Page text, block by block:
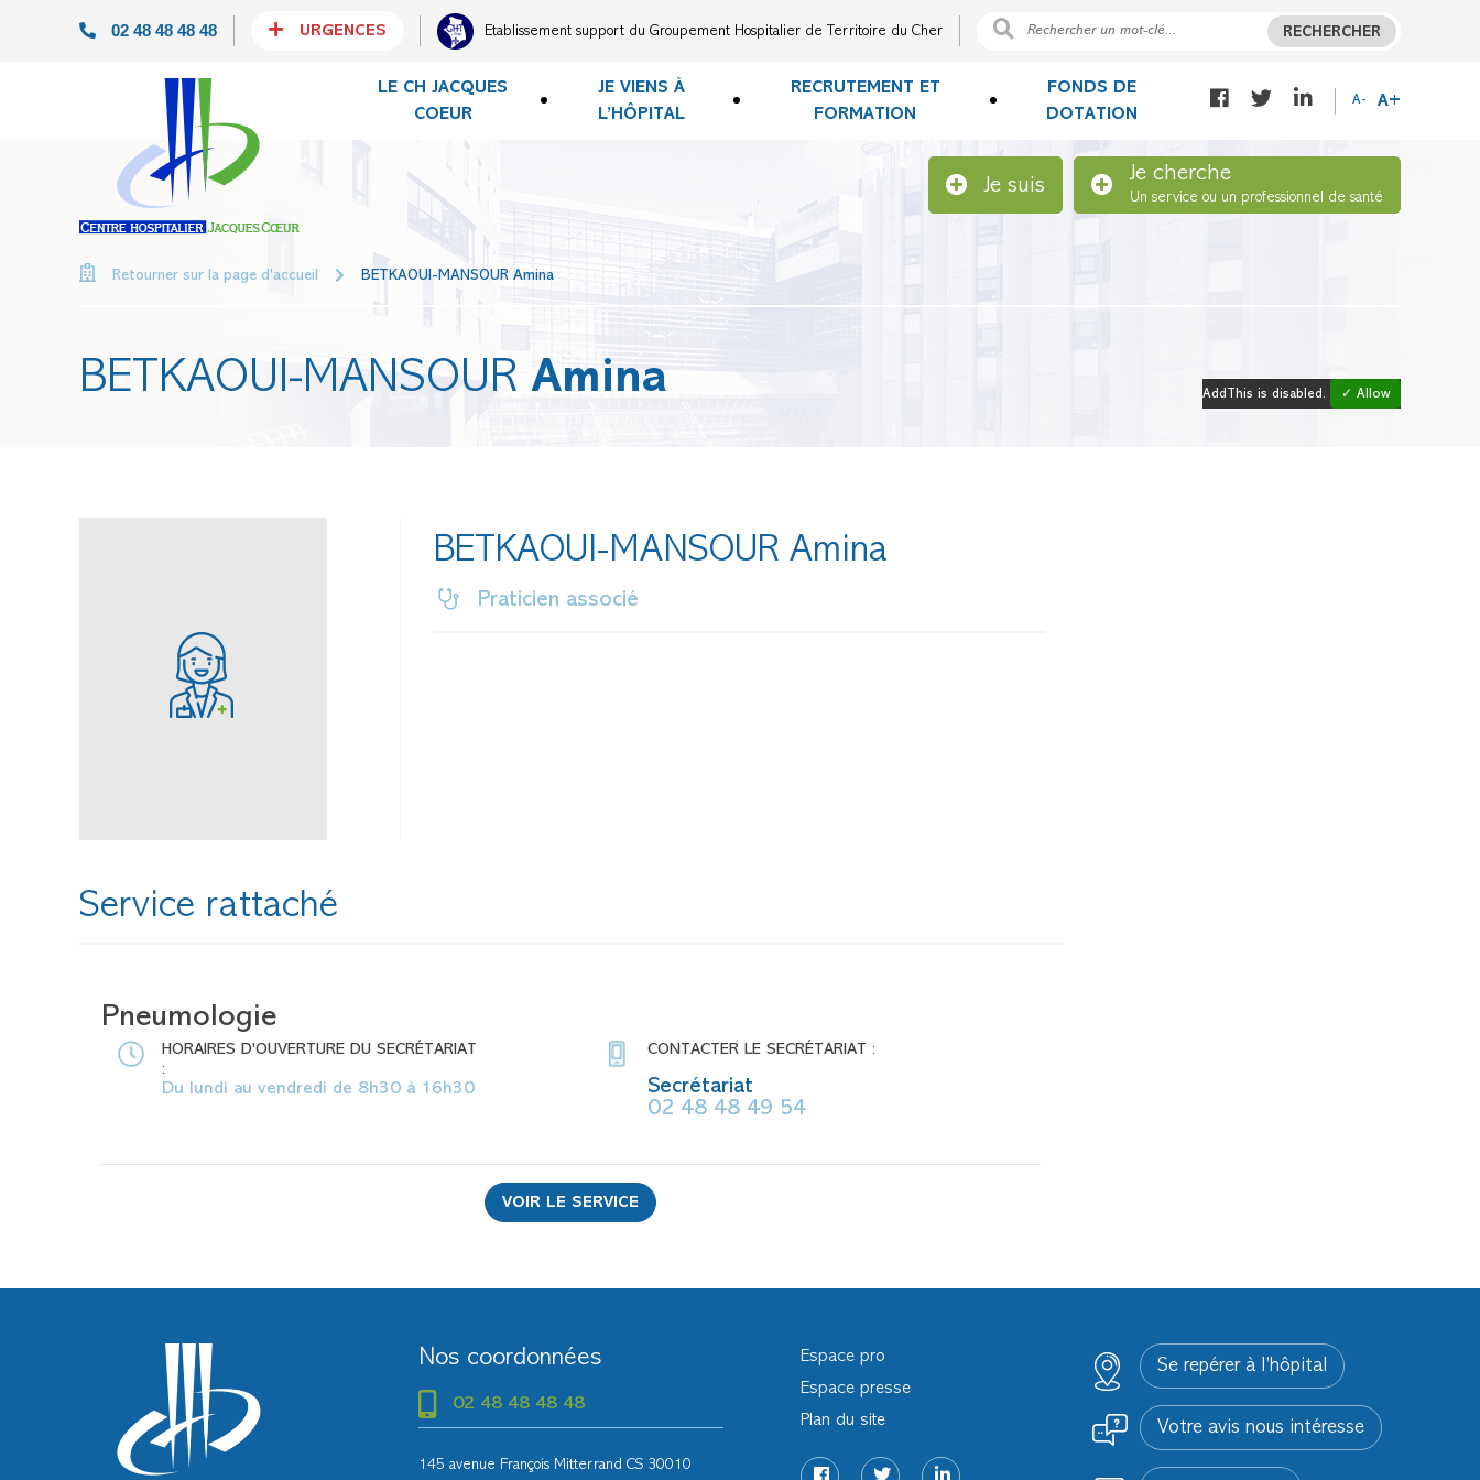
02 48 48 48 48 URGENCES Etablissement support du Groupement Hospitalier de Territoire du Cher RECHERCHER
LE CH JACQUES
COEUR
JE VIENS À
L’HÔPITAL
RECRUTEMENT ET
FORMATION
FONDS DE
DOTATION
A- A+
Je suis
Je cherche
Un service ou un professionnel de santé
Retourner sur la page d'accueil BETKAOUI-MANSOUR Amina
BETKAOUI-MANSOUR Amina AddThis is disabled. ✓ Allow
BETKAOUI-MANSOUR Amina
Praticien associé
Service rattaché
Pneumologie
HORAIRES D'OUVERTURE DU SECRÉTARIAT
:
Du lundi au vendredi de 8h30 à 16h30
CONTACTER LE SECRÉTARIAT :
Secrétariat
02 48 48 49 54
VOIR LE SERVICE
Nos coordonnées
02 48 48 48 48
145 avenue François Mitterrand CS 30010
Espace pro
Espace presse
Plan du site
Se repérer à l’hôpital
Votre avis nous intéresse